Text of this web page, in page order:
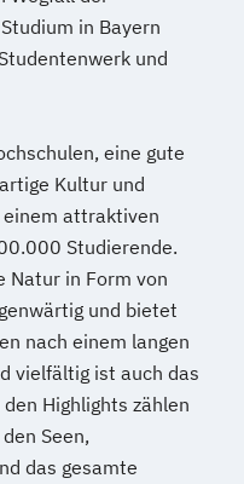
und
Science
in Bayern
und
eine gute
Kultur und
einem attraktiven
Studierende.
Natur in Form von
und bietet
nach einem langen
vielfältig ist auch das
Highlights zählen
Seen,
das gesamte